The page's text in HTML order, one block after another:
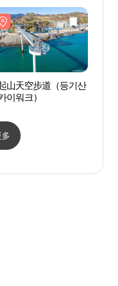
마을)
山天空步道（등기산
이워크）